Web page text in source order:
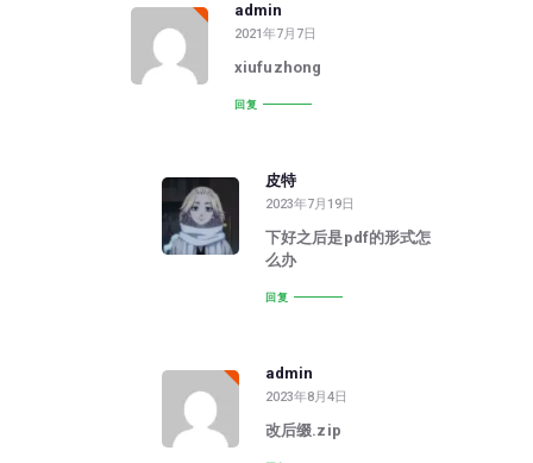
admin
2021年7月7日
xiufuzhong
回复
皮特
2023年7月19日
下好之后是pdf的形式怎
么办
回复
admin
2023年8月4日
改后缀.zip